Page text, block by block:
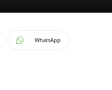
WhatsApp